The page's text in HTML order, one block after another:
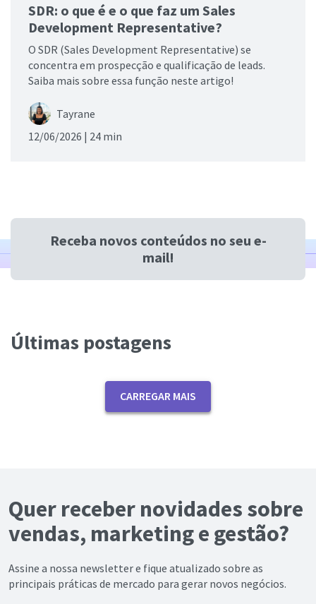
SDR: o que é e o que faz um Sales
Development Representative?
O SDR (Sales Development Representative) se
concentra em prospecção e qualificação de leads.
Saiba mais sobre essa função neste artigo!
Tayrane
12/06/2026 | 24 min
Receba novos conteúdos no seu e-
mail!
Últimas postagens
CARREGAR MAIS
Quer receber novidades sobre
vendas, marketing e gestão?
Assine a nossa newsletter e fique atualizado sobre as
principais práticas de mercado para gerar novos negócios.